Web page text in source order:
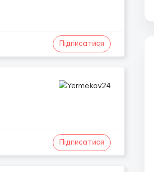
Підписатися
Підписатися